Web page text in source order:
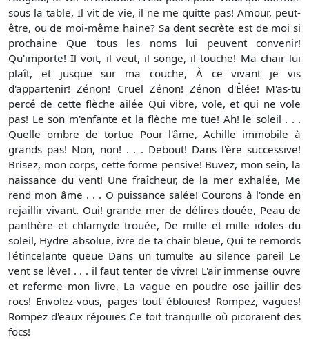
sous la table, Il vit de vie, il ne me quitte pas! Amour, peut-
être, ou de moi-même haine? Sa dent secrète est de moi si
prochaine Que tous les noms lui peuvent convenir!
Qu'importe! Il voit, il veut, il songe, il touche! Ma chair lui
plaît, et jusque sur ma couche, À ce vivant je vis
d'appartenir! Zénon! Cruel Zénon! Zénon d'Êlée! M'as-tu
percé de cette flèche ailée Qui vibre, vole, et qui ne vole
pas! Le son m'enfante et la flèche me tue! Ah! le soleil . . .
Quelle ombre de tortue Pour l'âme, Achille immobile à
grands pas! Non, non! . . . Debout! Dans l'ère successive!
Brisez, mon corps, cette forme pensive! Buvez, mon sein, la
naissance du vent! Une fraîcheur, de la mer exhalée, Me
rend mon âme . . . O puissance salée! Courons à l'onde en
rejaillir vivant. Oui! grande mer de délires douée, Peau de
panthère et chlamyde trouée, De mille et mille idoles du
soleil, Hydre absolue, ivre de ta chair bleue, Qui te remords
l'étincelante queue Dans un tumulte au silence pareil Le
vent se lève! . . . il faut tenter de vivre! L'air immense ouvre
et referme mon livre, La vague en poudre ose jaillir des
rocs! Envolez-vous, pages tout éblouies! Rompez, vagues!
Rompez d'eaux réjouies Ce toit tranquille où picoraient des
focs!